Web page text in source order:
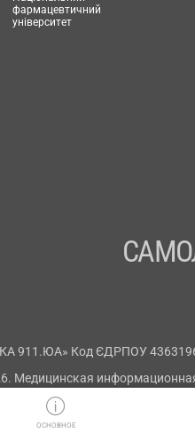
ОСНОВНОЕ
фармацевтичний
університет
911.ЮА» Код ЄДРПОУ
Медицинская